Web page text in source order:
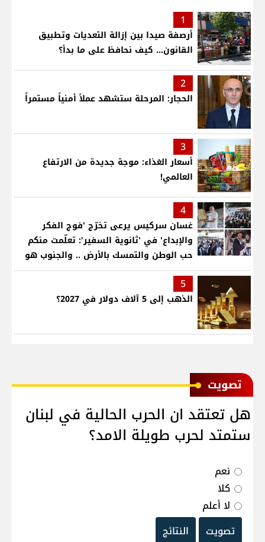
1
أرصفة صيدا بين إزالة التعديات وتطبيق
القانون... كيف نحافظ على ما بدأ؟
2
الحجار: المرحلة ستشهد عملاً أمنياً مستمراً
3
أسعار الغذاء: موجة جديدة من الارتفاع
العالمي!
4
غسان سركيس يرعى تخرّج 'فوج الفكر
والإبداع' في 'ثانوية السفير': تعلّمت منكم
حب الوطن والتمسك بالأرض .. والجنوب هو
عزة وكرامة لبنان
5
الذهب إلى 5 آلاف دولار في 2027؟
ﺗﺼﻮﻳﺖ
هل تعتقد ان الحرب الحالية في لبنان
ستمتد لحرب طويلة الامد؟
نعم
كلا
لا أعلم
تصويت
النتائج